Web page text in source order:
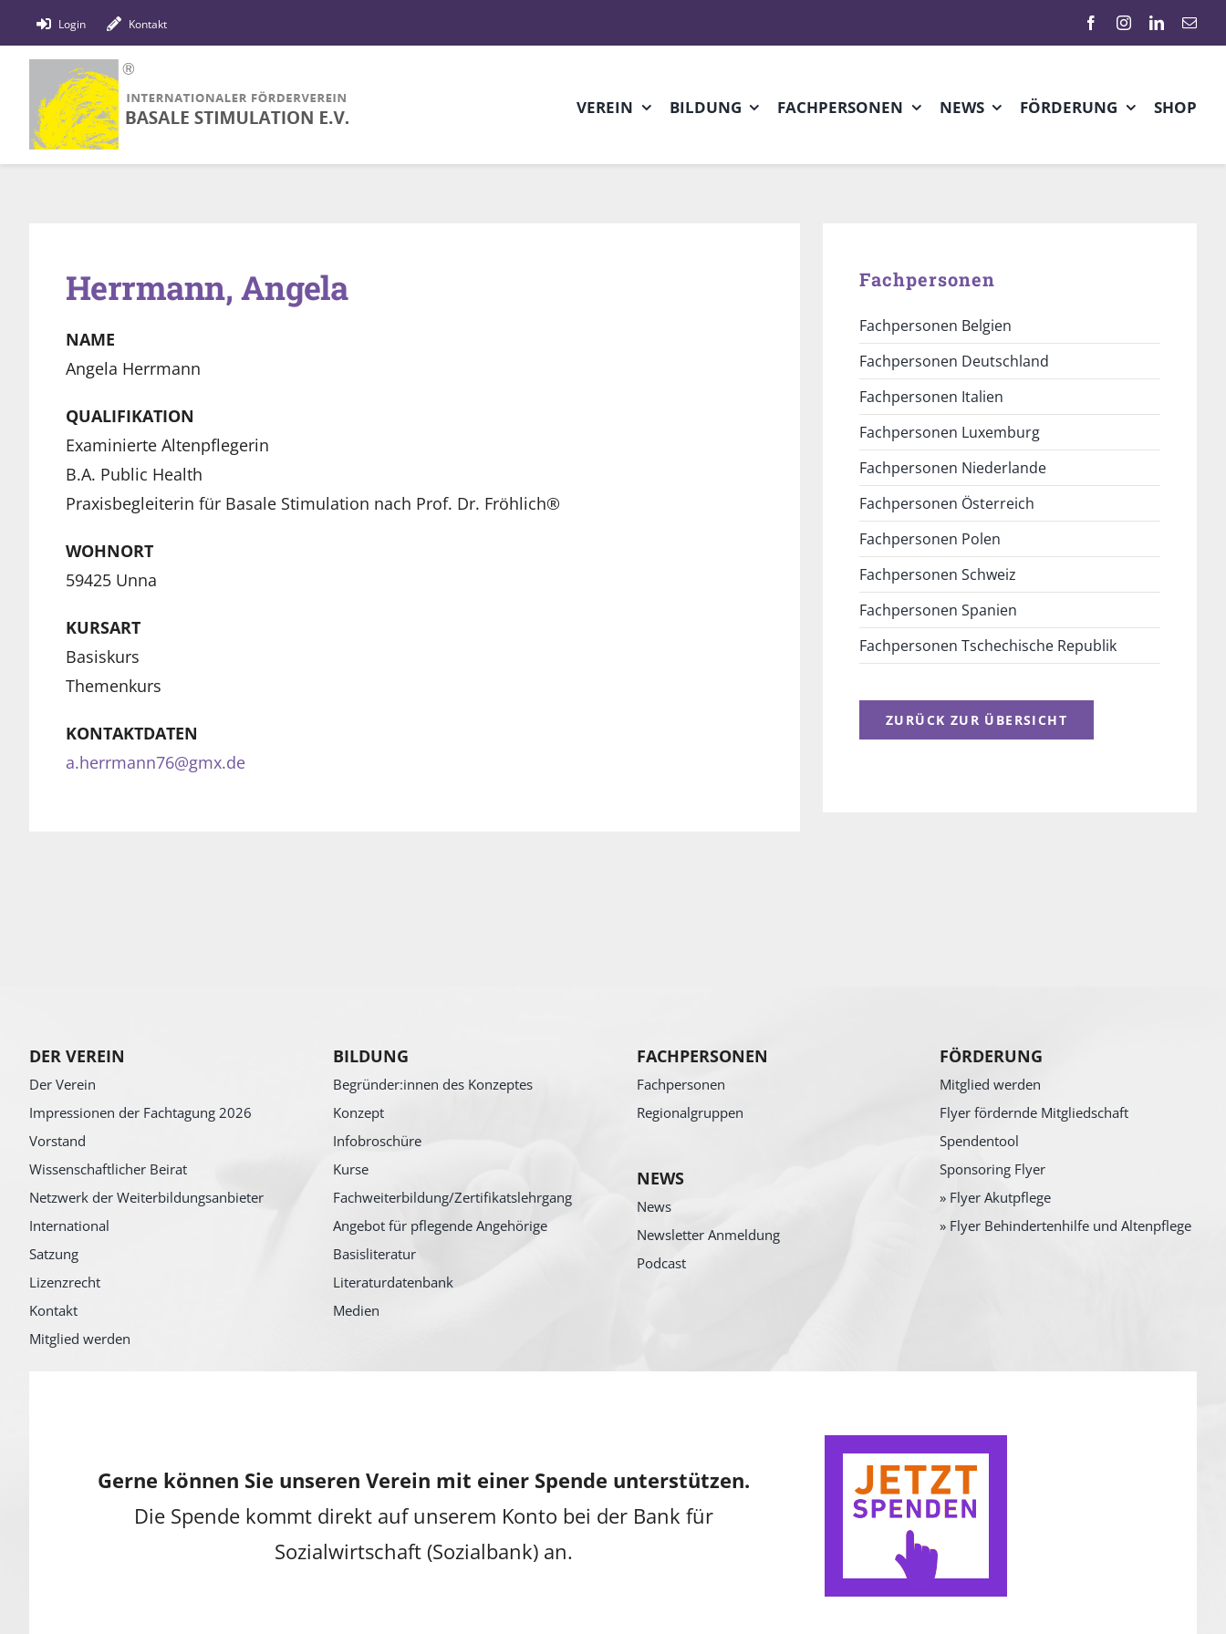
Inhalt
Login Kontakt
VEREIN BILDUNG FACHPERSONEN NEWS FÖRDERUNG SHOP
Herrmann, Angela
NAME
Angela Herrmann
QUALIFIKATION
Examinierte Altenpflegerin
B.A. Public Health
Praxisbegleiterin für Basale Stimulation nach Prof. Dr. Fröhlich®
WOHNORT
59425 Unna
KURSART
Basiskurs
Themenkurs
KONTAKTDATEN
a.herrmann76@gmx.de
Fachpersonen
Fachpersonen Belgien
Fachpersonen Deutschland
Fachpersonen Italien
Fachpersonen Luxemburg
Fachpersonen Niederlande
Fachpersonen Österreich
Fachpersonen Polen
Fachpersonen Schweiz
Fachpersonen Spanien
Fachpersonen Tschechische Republik
ZURÜCK ZUR ÜBERSICHT
DER VEREIN
Der Verein
Impressionen der Fachtagung 2026
Vorstand
Wissenschaftlicher Beirat
Netzwerk der Weiterbildungsanbieter
International
Satzung
Lizenzrecht
Kontakt
Mitglied werden
BILDUNG
Begründer:innen des Konzeptes
Konzept
Infobroschüre
Kurse
Fachweiterbildung/Zertifikatslehrgang
Angebot für pflegende Angehörige
Basisliteratur
Literaturdatenbank
Medien
FACHPERSONEN
Fachpersonen
Regionalgruppen
NEWS
News
Newsletter Anmeldung
Podcast
FÖRDERUNG
Mitglied werden
Flyer fördernde Mitgliedschaft
Spendentool
Sponsoring Flyer
» Flyer Akutpflege
» Flyer Behindertenhilfe und Altenpflege
Gerne können Sie unseren Verein mit einer Spende unterstützen.
Die Spende kommt direkt auf unserem Konto bei der Bank für
Sozialwirtschaft (Sozialbank) an.